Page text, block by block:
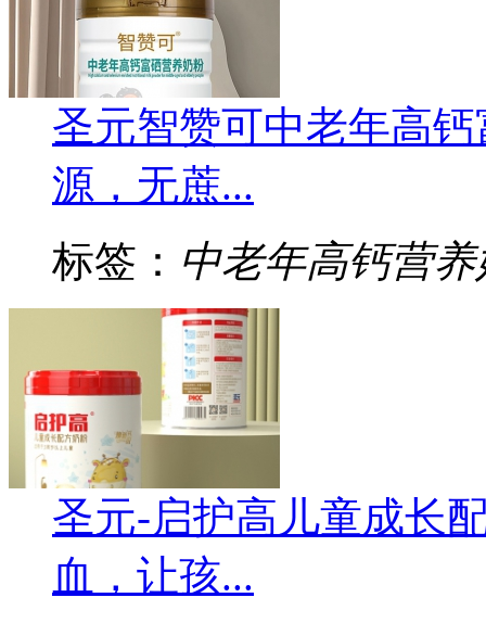
圣元智赞可中老年高
源，无蔗...
标签： 中老年高钙营
圣元-启护高儿童成长
血，让孩...